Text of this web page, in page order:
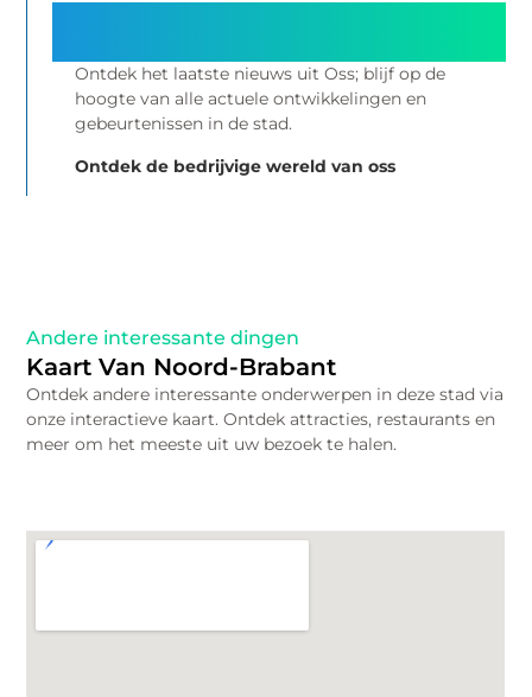
Ontdek het laatste nieuws uit Oss; blijf op de
hoogte van alle actuele ontwikkelingen en
gebeurtenissen in de stad.
Ontdek de bedrijvige wereld van oss
Andere interessante dingen
Kaart Van Noord-Brabant
Ontdek andere interessante onderwerpen in deze stad via
onze interactieve kaart. Ontdek attracties, restaurants en
meer om het meeste uit uw bezoek te halen.